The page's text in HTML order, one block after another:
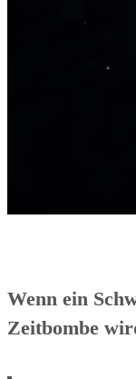
Wenn ein
Zeitbombe